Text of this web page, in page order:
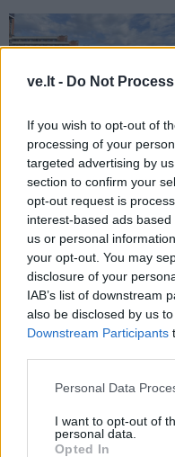
ve.lt - Do Not
If you wish to opt-out of
processing of your
targeted advertising by
section to confirm your
opt-out request is
interest-based ads
us or personal
your opt-out. You may
disclosure of your
IAB’s list of downstream
also be disclosed by us
Downstream Participants
Personal Data
I want to opt-out of
personal data.
Opted In
Klaipėda
Paaiškėjo, kas už 6
eurų tvarkys Atgimimo
aikštę (6)